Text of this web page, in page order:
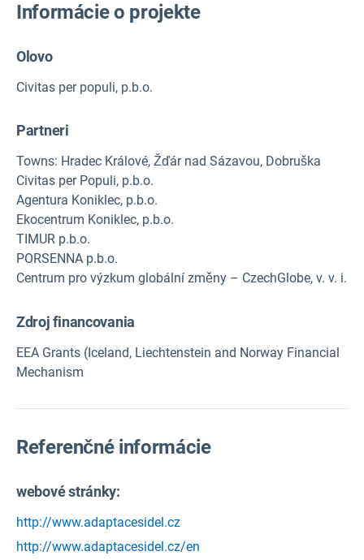
Informácie o projekte
Olovo
Civitas per populi, p.b.o.
Partneri
Towns: Hradec Králové, Žďár nad Sázavou, Dobruška
Civitas per Populi, p.b.o.
Agentura Koniklec, p.b.o.
Ekocentrum Koniklec, p.b.o.
TIMUR p.b.o.
PORSENNA p.b.o.
Centrum pro výzkum globální změny – CzechGlobe, v. v. i.
Zdroj financovania
EEA Grants (Iceland, Liechtenstein and Norway Financial
Mechanism
Referenčné informácie
webové stránky:
http://www.adaptacesidel.cz
http://www.adaptacesidel.cz/en